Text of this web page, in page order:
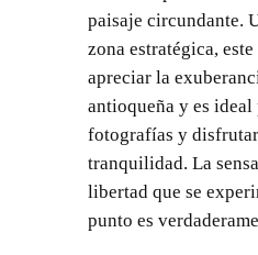
paisaje circundante.
zona estratégica,
apreciar la
antioqueña y es ideal
fotografías y
tranquilidad. La
libertad que se
punto es